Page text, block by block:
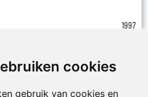
cookies
gebruik van cookies en
1997